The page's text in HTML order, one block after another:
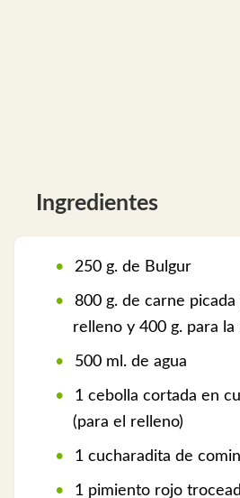
Ingredientes
250 g. de Bulgur
800 g. de carne picada
relleno y 400 g. para la
500 ml. de agua
1 cebolla cortada en
(para el relleno)
1 cucharadita de
1 pimiento rojo